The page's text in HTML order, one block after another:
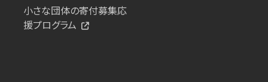
小さな団体の寄付募集応
援プログラム